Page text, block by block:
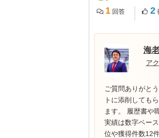
1 回答 2
海
ア
ご質問ありがと
トに添削しても
ます。 履歴書や
実績は数字ベー
位や獲得件数12